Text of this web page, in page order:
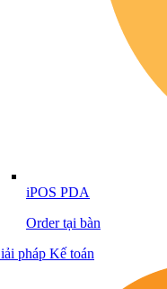
iPOS PDA
Order tại bàn
pháp Kế toán